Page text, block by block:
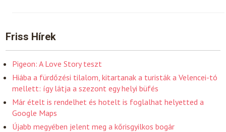
Friss Hírek
Pigeon: A Love Story teszt
Hiába a fürdőzési tilalom, kitartanak a turisták a Velencei-tó
mellett: így látja a szezont egy helyi büfés
Már ételt is rendelhet és hotelt is foglalhat helyetted a
Google Maps
Újabb megyében jelent meg a kőrisgyilkos bogár